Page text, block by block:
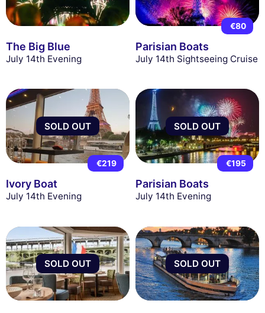
The Big Blue
July 14th Evening
€80
Parisian Boats
July 14th Sightseeing Cruise
SOLD OUT
€219
Ivory Boat
July 14th Evening
SOLD OUT
€195
Parisian Boats
July 14th Evening
SOLD OUT SOLD OUT